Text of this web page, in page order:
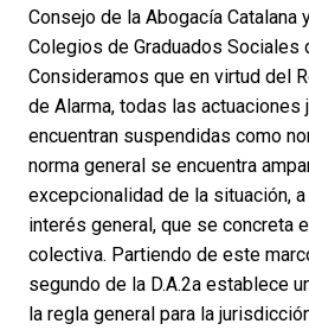
Consejo de la Abogacía Catalana
Colegios de Graduados Sociales
Consideramos que en virtud del
de Alarma, todas las actuaciones
encuentran suspendidas como
norma general se encuentra
excepcionalidad de la situación,
interés general, que se concreta
colectiva. Partiendo de este
segundo de la D.A.2a establece
la regla general para la